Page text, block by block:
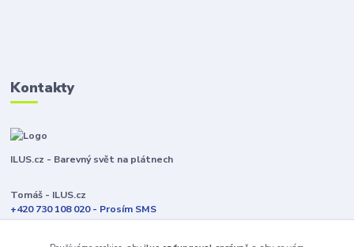
Kontakty
ILUS.cz - Barevný svět na plátnech
Tomáš - ILUS.cz
+420 730 108 020 - Prosím SMS
Jsme většinu času ve výrobě